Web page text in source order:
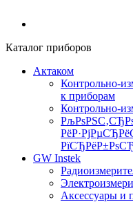
Каталог приборов
Актаком
Контрольно-
к приборам
Контрольно-
GW Instek
Аксессуары и